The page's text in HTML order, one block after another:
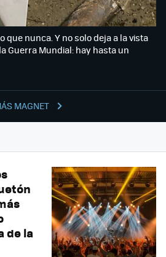
MAGNET
que nunca. Y no solo deja a la vista
Guerra Mundial: hay hasta un
de la